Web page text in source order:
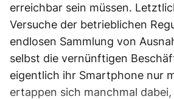
erreichbar sein müssen.
Versuche der betrieblichen
endlosen Sammlung von
selbst die vernünftigen
eigentlich ihr Smartphone nur
ertappen sich manchmal